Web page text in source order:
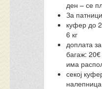
ден – се
За
куфер до
6 кг
доплата
багаж: 20€
има
секој